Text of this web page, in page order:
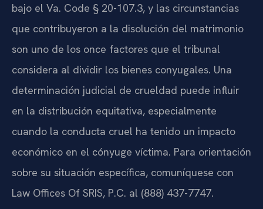
bajo el Va. Code § 20-107.3, y las circunstancias
que contribuyeron a la disolución del matrimonio
son uno de los once factores que el tribunal
considera al dividir los bienes conyugales. Una
determinación judicial de crueldad puede influir
en la distribución equitativa, especialmente
cuando la conducta cruel ha tenido un impacto
económico en el cónyuge víctima. Para orientación
sobre su situación específica, comuníquese con
Law Offices Of SRIS, P.C. al (888) 437-7747.